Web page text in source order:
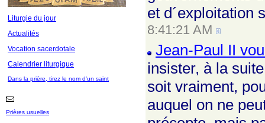
Liturgie du jour
Actualités
Vocation sacerdotale
Calendrier liturgique
Dans la prière, tirez le nom d'un saint
Prières usuelles
et d´exploitation
8:41:21 AM
Jean-Paul II
insister, à la
soit vraiment,
auquel on ne